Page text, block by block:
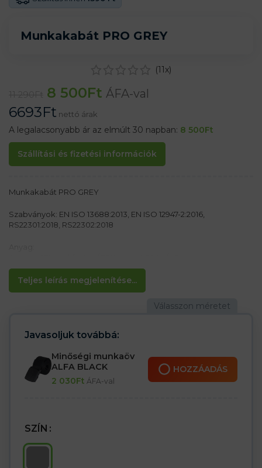
Munkakabát PRO GREY
(11x)
8 500Ft ÁFA-val
6693Ft nettó árak
A legalacsonyabb ár az elmúlt 30 napban: 8 500Ft
Szállítási és fizetési információk
Teljes leírás megjelenítése...
Munkakabát PRO GREY
Szabványok: EN ISO 13688:2013, EN ISO 12947-2:2016,
RS22301:2018, RS22302:2018
Jellemzők:
– A poliészter szilárdságot és színstabilitást biztosít
– A pamut az anyag légáteresztő képessége
– Ez egy vastagabb anyag, amely alkalmas csiszolásra és vágásra
– Száraz cipzáras ujjú mandzsetta
– Derékban elasztikus
– 2 száraz cipzáras zseb a mellkason, 2 a csípőn, 2 oldalzseb, egy
mobiltelefon zseb és egy zseb az ujjon
– Hónalj szellőzőnyílások
Javasoljuk továbbá:
Minőségi munkaöv
ALFA BLACK
2 030Ft ÁFA-val
HOZZÁADÁS
SZÍN